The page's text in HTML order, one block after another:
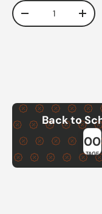
Qty
Decrease quantity
Back to
00
TAGE